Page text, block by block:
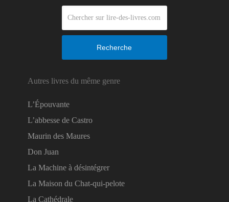
Recherche
Autres livres du même genre
L’Épouvante
L’abbesse de Castro
Maurin des Maures
Don Juan
La Machine à désintégrer
La Maison du Chat-qui-pelote
La Cathédrale